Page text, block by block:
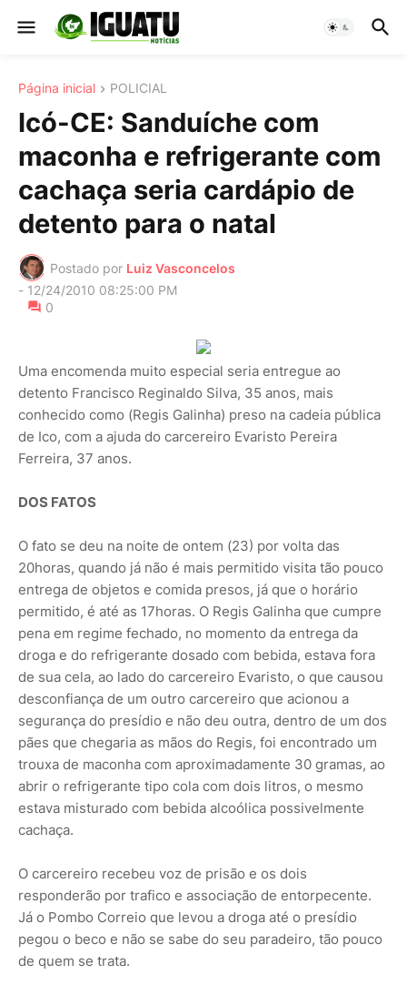
Página inicial POLICIAL
Icó-CE: Sanduíche com
maconha e refrigerante com
cachaça seria cardápio de
detento para o natal
Postado por Luiz Vasconcelos
- 12/24/2010 08:25:00 PM
0
Uma encomenda muito especial seria entregue ao
detento Francisco Reginaldo Silva, 35 anos, mais
conhecido como (Regis Galinha) preso na cadeia pública
de Ico, com a ajuda do carcereiro Evaristo Pereira
Ferreira, 37 anos.
DOS FATOS
O fato se deu na noite de ontem (23) por volta das
20horas, quando já não é mais permitido visita tão pouco
entrega de objetos e comida presos, já que o horário
permitido, é até as 17horas. O Regis Galinha que cumpre
pena em regime fechado, no momento da entrega da
droga e do refrigerante dosado com bebida, estava fora
de sua cela, ao lado do carcereiro Evaristo, o que causou
desconfiança de um outro carcereiro que acionou a
segurança do presídio e não deu outra, dentro de um dos
pães que chegaria as mãos do Regis, foi encontrado um
trouxa de maconha com aproximadamente 30 gramas, ao
abrir o refrigerante tipo cola com dois litros, o mesmo
estava misturado com bebida alcoólica possivelmente
cachaça.
O carcereiro recebeu voz de prisão e os dois
responderão por trafico e associação de entorpecente.
Já o Pombo Correio que levou a droga até o presídio
pegou o beco e não se sabe do seu paradeiro, tão pouco
de quem se trata.